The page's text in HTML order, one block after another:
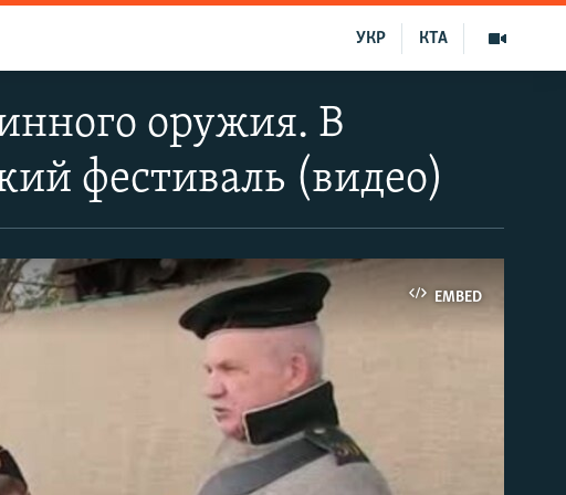
КТА
УКР
оружия. В
фестиваль (видео)
EMBED